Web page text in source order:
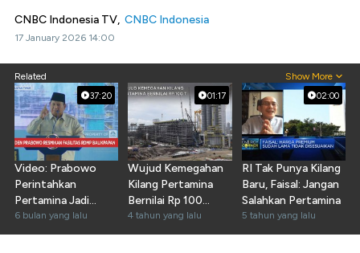
CNBC Indonesia TV, CNBC Indonesia
17 January 2026 14:00
Related Show More
37:20
Video: Prabowo
Perintahkan
Pertamina Jadi
"Agent of
Development"
6 bulan yang lalu
01:17
Wujud Kemegahan
Kilang Pertamina
Bernilai Rp 100
Triliun
4 tahun yang lalu
02:00
RI Tak Punya Kilang
Baru, Faisal: Jangan
Salahkan Pertamina
5 tahun yang lalu